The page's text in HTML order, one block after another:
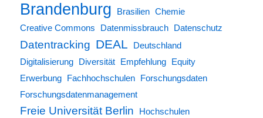
Brandenburg Brasilien Chemie
Creative Commons
Datenmissbrauch Datenschutz
Datentracking DEAL
Deutschland
Digitalisierung
Diversität Empfehlung
Equity
Erwerbung
Fachhochschulen
Forschungsdaten
Forschungsdatenmanagement
Freie Universität Berlin Hochschulen